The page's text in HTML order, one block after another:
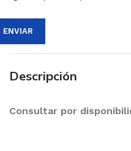
Descripción
Consultar por